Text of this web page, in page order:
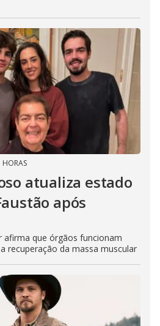
atualiza estado
após
afirma que órgãos funcionam
recuperação da massa muscular